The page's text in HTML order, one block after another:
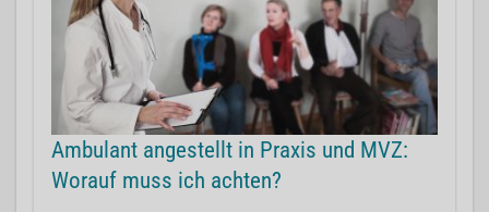
Ambulant angestellt in Praxis und MVZ:
Worauf muss ich achten?